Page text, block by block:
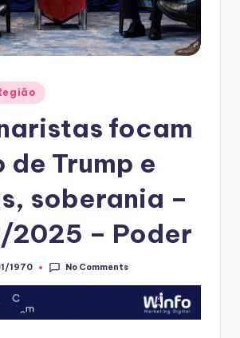
focam
de Trump e
soberania –
2025 – Poder
1970 No Comments